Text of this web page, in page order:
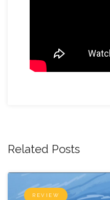
Related Posts
REVIEW